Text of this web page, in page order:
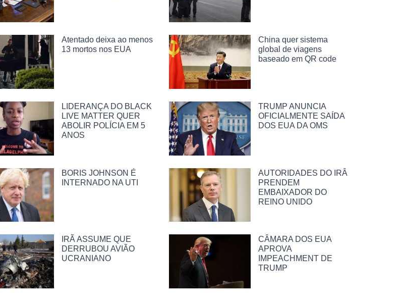
Atentado deixa ao menos
13 mortos nos EUA
China quer sistema
global de viagens
baseado em QR code
LIDERANÇA DO BLACK
LIVE MATTER QUER
ABOLIR POLÍCIA EM 5
ANOS
TRUMP ANUNCIA
OFICIALMENTE SAÍDA
DOS EUA DA OMS
BORIS JOHNSON É
INTERNADO NA UTI
AUTORIDADES DO IRÂ
PRENDEM
EMBAIXADOR DO
REINO UNIDO
IRÃ ASSUME QUE
DERRUBOU AVIÃO
UCRANIANO
CÂMARA DOS EUA
APROVA
IMPEACHMENT DE
TRUMP